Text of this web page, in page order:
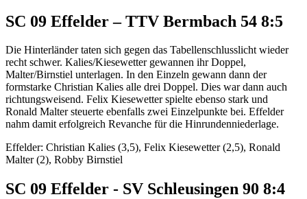
SC 09 Effelder – TTV Bermbach 54 8:5
Die Hinterländer taten sich gegen das Tabellenschlusslicht wieder
recht schwer. Kalies/Kiesewetter gewannen ihr Doppel,
Malter/Birnstiel unterlagen. In den Einzeln gewann dann der
formstarke Christian Kalies alle drei Doppel. Dies war dann auch
richtungsweisend. Felix Kiesewetter spielte ebenso stark und
Ronald Malter steuerte ebenfalls zwei Einzelpunkte bei. Effelder
nahm damit erfolgreich Revanche für die Hinrundenniederlage.
Effelder: Christian Kalies (3,5), Felix Kiesewetter (2,5), Ronald
Malter (2), Robby Birnstiel
SC 09 Effelder - SV Schleusingen 90 8:4